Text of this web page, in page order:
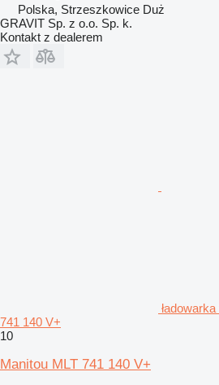
Polska, Strzeszkowice Duż
GRAVIT Sp. z o.o. Sp. k.
Kontakt z dealerem
741 140 V+
10
Manitou MLT 741 140 V+